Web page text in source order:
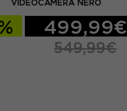
VIDEOCAMERA NERO
499,99€
549,99€